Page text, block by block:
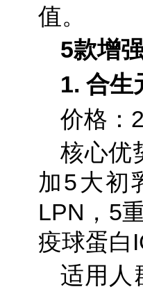
值。
5款增
1. 合生
价格：
核心优
加5大初
LPN，5
疫球蛋白
适用人